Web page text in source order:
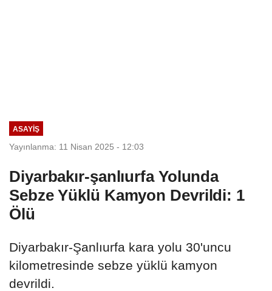
ASAYIŞ
Yayınlanma: 11 Nisan 2025 - 12:03
Diyarbakır-şanlıurfa Yolunda
Sebze Yüklü Kamyon Devrildi: 1
Ölü
Diyarbakır-Şanlıurfa kara yolu 30'uncu
kilometresinde sebze yüklü kamyon
devrildi.